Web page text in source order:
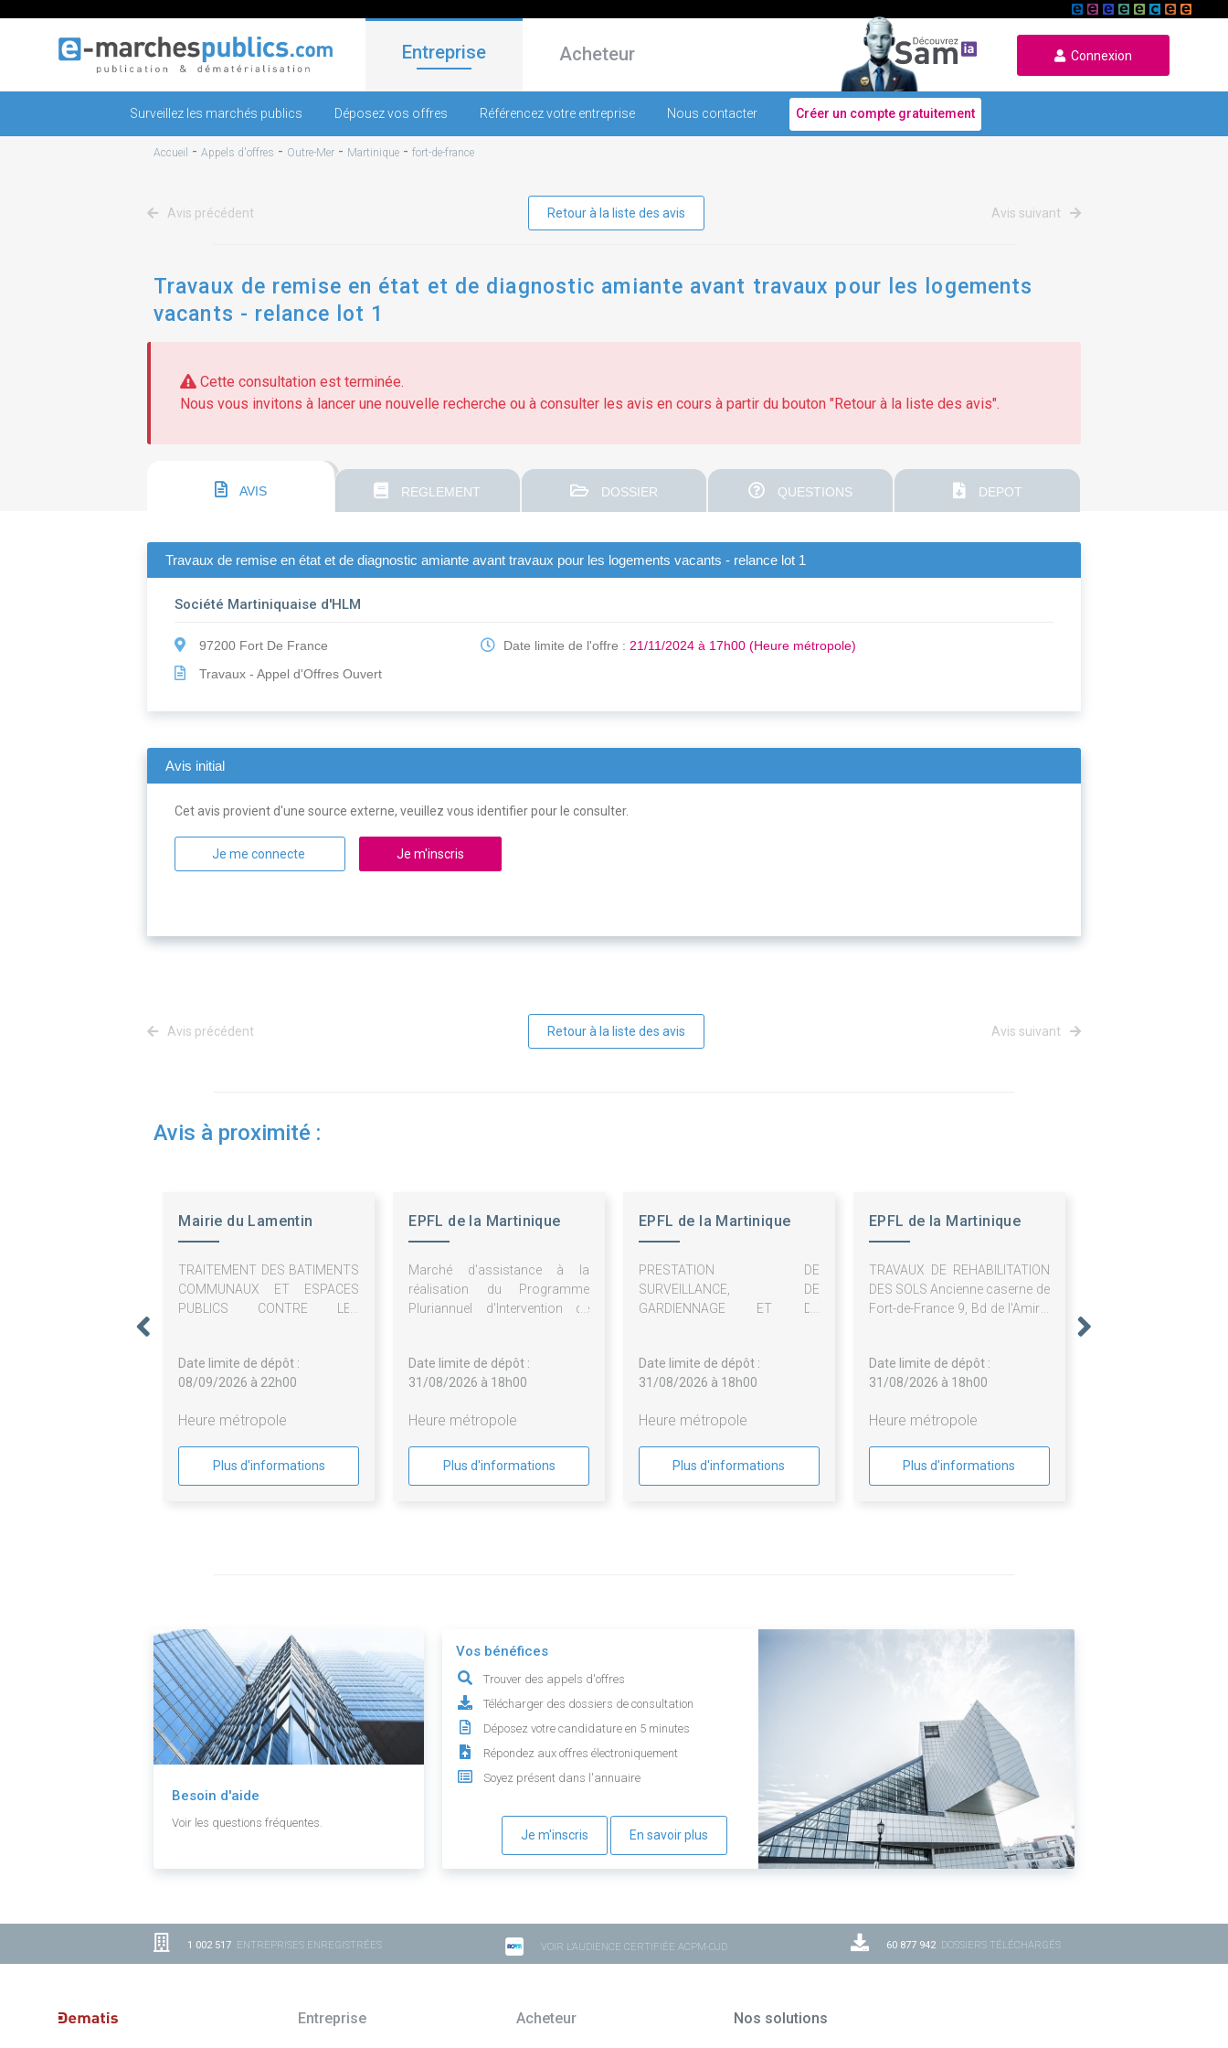
Entreprise Acheteur Connexion
Surveillez les marchés publics Déposez vos offres Référencez votre entreprise Nous contacter Créer un compte gratuitement
Accueil - Appels d'offres - Outre-Mer - Martinique - fort-de-france
Avis précédent Retour à la liste des avis Avis suivant
Travaux de remise en état et de diagnostic amiante avant travaux pour les logements
vacants - relance lot 1
Cette consultation est terminée.
Nous vous invitons à lancer une nouvelle recherche ou à consulter les avis en cours à partir du bouton "Retour à la liste des avis".
AVIS REGLEMENT DOSSIER QUESTIONS DEPOT
Travaux de remise en état et de diagnostic amiante avant travaux pour les logements vacants - relance lot 1
Société Martiniquaise d'HLM
97200 Fort De France
Travaux - Appel d'Offres Ouvert
Date limite de l'offre :21/11/2024 à 17h00 (Heure métropole)
Avis initial
Cet avis provient d'une source externe, veuillez vous identifier pour le consulter.
Je me connecte Je m'inscris
Avis précédent Retour à la liste des avis Avis suivant
Avis à proximité :
Mairie du Lamentin
TRAITEMENT DES BATIMENTS
COMMUNAUX ET ESPACES
PUBLICS CONTRE LES
virus et bactéries)
Date limite de dépôt :
08/09/2026 à 22h00
Heure métropole
Plus d'informations
EPFL de la Martinique
Marché d'assistance à la
réalisation du Programme
Pluriannuel d'Intervention de
l'élaboration et rédaction du
PPI Lot n°2 - Création
Date limite de dépôt :
31/08/2026 à 18h00
Heure métropole
Plus d'informations
EPFL de la Martinique
PRESTATION DE
SURVEILLANCE, DE
GARDIENNAGE ET DE
(MARTINIQUE)
Date limite de dépôt :
31/08/2026 à 18h00
Heure métropole
Plus d'informations
EPFL de la Martinique
TRAVAUX DE REHABILITATION
DES SOLS Ancienne caserne de
Fort-de-France 9, Bd de l'Amiral
Date limite de dépôt :
31/08/2026 à 18h00
Heure métropole
Plus d'informations
Besoin d'aide
Voir les questions fréquentes.
Vos bénéfices
Trouver des appels d'offres
Télécharger des dossiers de consultation
Déposez votre candidature en 5 minutes
Répondez aux offres électroniquement
Soyez présent dans l'annuaire
Je m'inscris En savoir plus
1 002 517 ENTREPRISES ENREGISTRÉES VOIR L'AUDIENCE CERTIFIÉE ACPM-OJD 60 877 942DOSSIERS TÉLÉCHARGÉS
Entreprise Acheteur Nos solutions